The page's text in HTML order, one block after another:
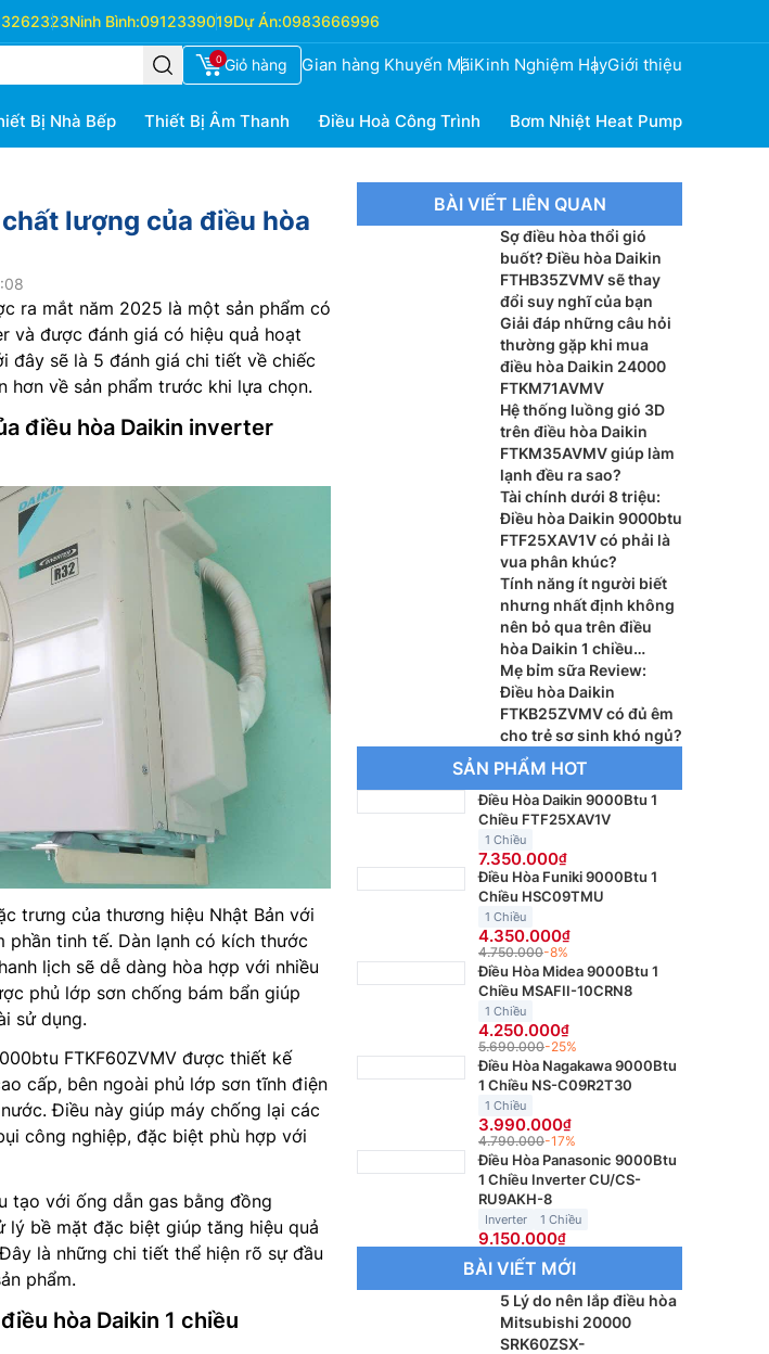
Ninh Bình:0912339019Dự Án:0983666996
0 Giỏ hàng Gian hàng Khuyến MãiKinh Nghiệm HayGiới thiệu
Bị Nhà Bếp Thiết Bị Âm Thanh Điều Hoà Công Trình Bơm Nhiệt Heat Pump
lượng của điều hòa
ra mắt năm 2025 là một sản phẩm có
và được đánh giá có hiệu quả hoạt
đây sẽ là 5 đánh giá chi tiết về chiếc
hơn về sản phẩm trước khi lựa chọn.
điều hòa Daikin inverter
trưng của thương hiệu Nhật Bản với
phần tinh tế. Dàn lạnh có kích thước
lịch sẽ dễ dàng hòa hợp với nhiều
phủ lớp sơn chống bám bẩn giúp
sử dụng.
FTKF60ZVMV được thiết kế
cấp, bên ngoài phủ lớp sơn tĩnh điện
Điều này giúp máy chống lại các
công nghiệp, đặc biệt phù hợp với
tạo với ống dẫn gas bằng đồng
bề mặt đặc biệt giúp tăng hiệu quả
là những chi tiết thể hiện rõ sự đầu
phẩm.
hòa Daikin 1 chiều
BÀI VIẾT LIÊN QUAN
Sợ điều hòa thổi gió
buốt? Điều hòa Daikin
FTHB35ZVMV sẽ thay
đổi suy nghĩ của bạn
Giải đáp những câu hỏi
thường gặp khi mua
điều hòa Daikin 24000
FTKM71AVMV
Hệ thống luồng gió 3D
trên điều hòa Daikin
FTKM35AVMV giúp làm
lạnh đều ra sao?
Tài chính dưới 8 triệu:
Điều hòa Daikin 9000btu
FTF25XAV1V có phải là
vua phân khúc?
Tính năng ít người biết
nhưng nhất định không
nên bỏ qua trên điều
hòa Daikin 1 chiều
FTHB35ZVMV
Mẹ bỉm sữa Review:
Điều hòa Daikin
FTKB25ZVMV có đủ êm
cho trẻ sơ sinh khó ngủ?
SẢN PHẨM HOT
Điều Hòa Daikin 9000Btu 1
Chiều FTF25XAV1V
1 Chiều
7.350.000
Điều Hòa Funiki 9000Btu 1
Chiều HSC09TMU
1 Chiều
4.350.000
4.750.000-8%
Điều Hòa Midea 9000Btu 1
Chiều MSAFII-10CRN8
1 Chiều
4.250.000
5.690.000-25%
Điều Hòa Nagakawa 9000Btu
1 Chiều NS-C09R2T30
1 Chiều
3.990.000
4.790.000-17%
Điều Hòa Panasonic 9000Btu
1 Chiều Inverter CU/CS-
RU9AKH-8
Inverter 1 Chiều
9.150.000
BÀI VIẾT MỚI
5 Lý do nên lắp điều hòa
Mitsubishi 20000
SRK60ZSX-